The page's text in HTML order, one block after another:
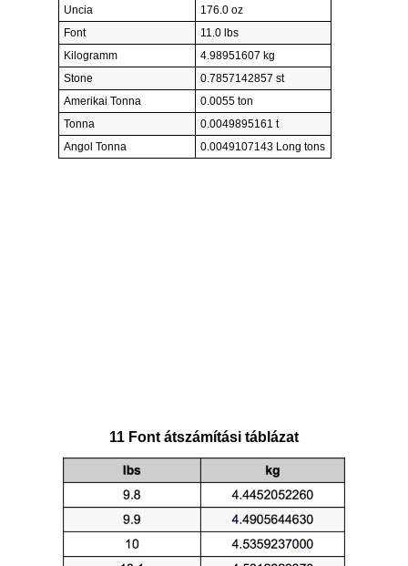
Uncia
176.0 oz
Font
11.0 lbs
Kilogramm
4.98951607 kg
Stone
0.7857142857 st
Amerikai Tonna
0.0055 ton
Tonna
0.0049895161 t
Angol Tonna
0.0049107143 Long tons
11 Font átszámítási táblázat